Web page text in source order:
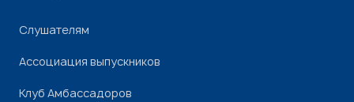
Слушателям
Ассоциация выпускников
Клуб Амбассадоров